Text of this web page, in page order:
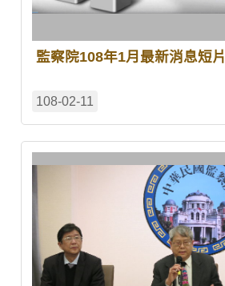
監察院108年1月最新消息短片
108-02-11